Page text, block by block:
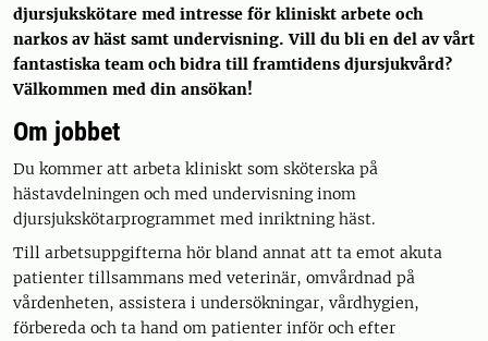
djursjukskötare med intresse för kliniskt arbete och
narkos av häst samt undervisning. Vill du bli en del av vårt
fantastiska team och bidra till framtidens djursjukvård?
Välkommen med din ansökan!
Om jobbet
Du kommer att arbeta kliniskt som sköterska på
hästavdelningen och med undervisning inom
djursjukskötarprogrammet med inriktning häst.
Till arbetsuppgifterna hör bland annat att ta emot akuta
patienter tillsammans med veterinär, omvårdnad på
vårdenheten, assistera i undersökningar, vårdhygien,
förbereda och ta hand om patienter inför och efter